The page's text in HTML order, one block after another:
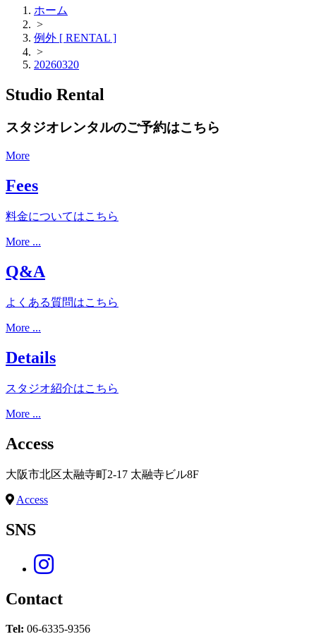
ホーム
>
例外 [ RENTAL ]
>
20260320
Studio Rental
スタジオレンタルのご予約はこちら
More
Fees
料金についてはこちら
More ...
Q&A
よくある質問はこちら
More ...
Details
スタジオ紹介はこちら
More ...
Access
大阪市北区太融寺町2-17 太融寺ビル8F
Access
SNS
Contact
Tel: 06-6335-9356